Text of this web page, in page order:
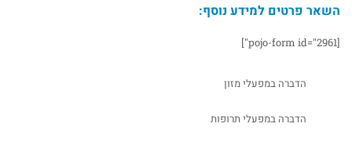
השאר פרטים למידע נוסף:
[pojo-form id="2961"]
הדברה במפעלי מזון
הדברה במפעלי תרופות